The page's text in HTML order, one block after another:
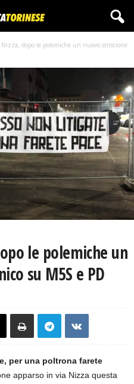
Nizza, dopo le polemiche un nuovo striscione
le polemiche un
su M5S e PD
per una poltrona farete
apparso in via Nizza questa